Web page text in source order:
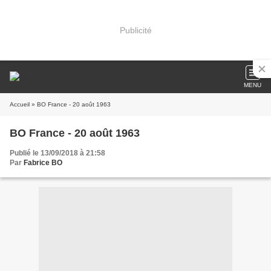
Publicité
MENU
Accueil » BO France - 20 août 1963
BO France - 20 août 1963
Publié le 13/09/2018 à 21:58
Par Fabrice BO